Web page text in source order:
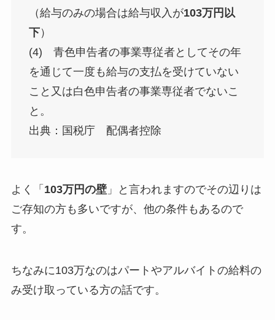
（給与のみの場合は給与収入が103万円以
下）
(4) 青色申告者の事業専従者としてその年
を通じて一度も給与の支払を受けていない
こと又は白色申告者の事業専従者でないこ
と。
出典：国税庁 配偶者控除
よく「 103万円の壁」と言われますのでその辺りは
ご存知の方も多いですが、他の条件もあるので
す。
ちなみに103万なのはパートやアルバイトの給料の
み受け取っている方の話です。